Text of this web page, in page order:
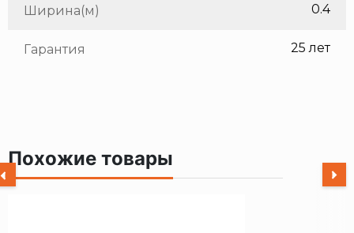
Ширина(м) 0.4
Гарантия 25 лет
Похожие товары